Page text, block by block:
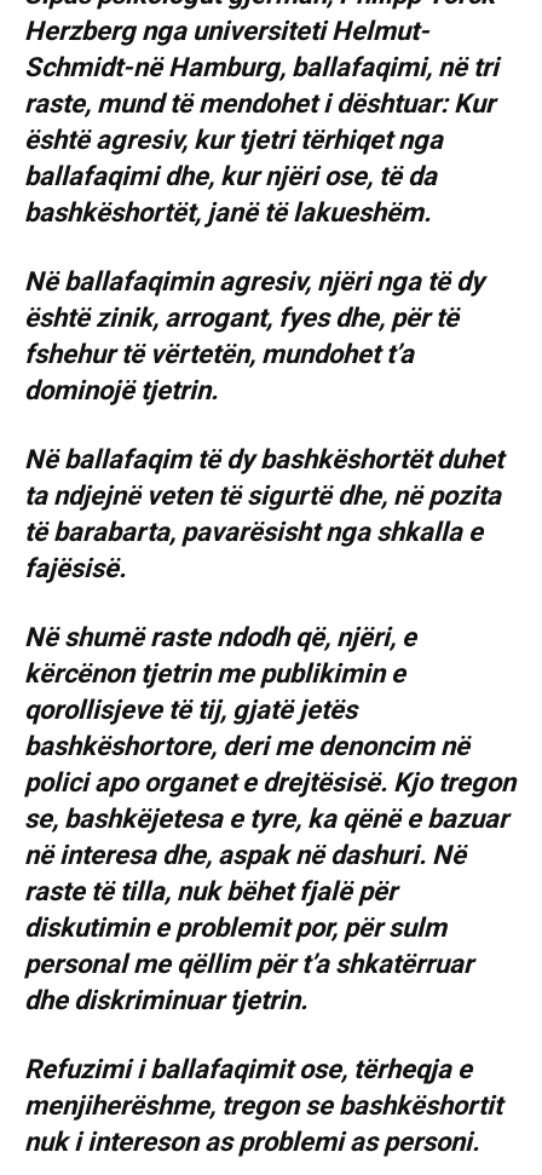
Herzberg nga universiteti Helmut-
Schmidt-në Hamburg, ballafaqimi, në tri
raste, mund të mendohet i dështuar: Kur
është agresiv, kur tjetri tërhiqet nga
ballafaqimi dhe, kur njëri ose, të da
bashkëshortët, janë të lakueshëm.
Në ballafaqimin agresiv, njëri nga të dy
është zinik, arrogant, fyes dhe, për të
fshehur të vërtetën, mundohet t’a
dominojë tjetrin.
Në ballafaqim të dy bashkëshortët duhet
ta ndjejnë veten të sigurtë dhe, në pozita
të barabarta, pavarësisht nga shkalla e
fajësisë.
Në shumë raste ndodh që, njëri, e
kërcënon tjetrin me publikimin e
qorollisjeve të tij, gjatë jetës
bashkëshortore, deri me denoncim në
polici apo organet e drejtësisë. Kjo tregon
se, bashkëjetesa e tyre, ka qënë e bazuar
në interesa dhe, aspak në dashuri. Në
raste të tilla, nuk bëhet fjalë për
diskutimin e problemit por, për sulm
personal me qëllim për t’a shkatërruar
dhe diskriminuar tjetrin.
Refuzimi i ballafaqimit ose, tërheqja e
menjiherëshme, tregon se bashkëshortit
nuk i intereson as problemi as personi.